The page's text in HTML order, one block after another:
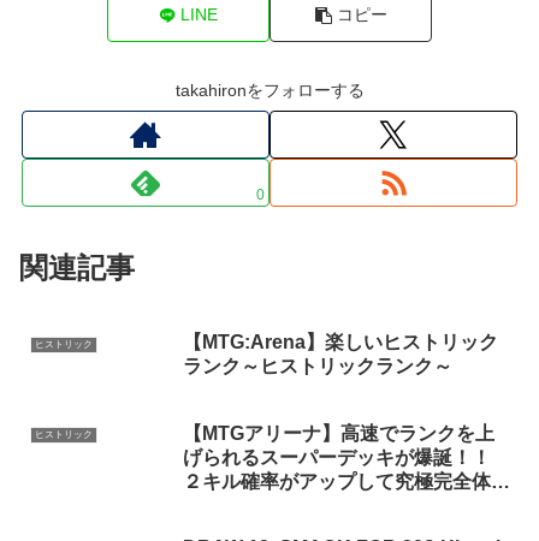
LINE コピー
takahironをフォローする
0
関連記事
ヒストリック
【MTG:Arena】楽しいヒストリック
ランク～ヒストリックランク～
ヒストリック
【MTGアリーナ】高速でランクを上
げられるスーパーデッキが爆誕！！
２キル確率がアップして究極完全体に